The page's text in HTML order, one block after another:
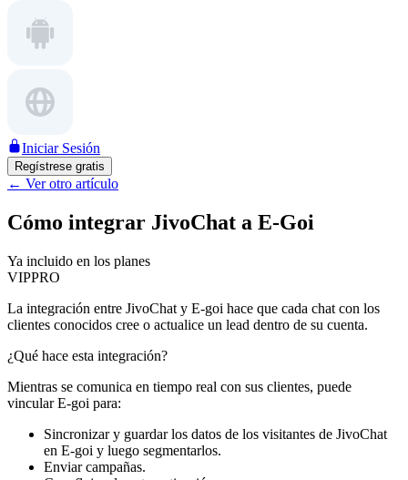
Iniciar Sesión
Regístrese gratis
← Ver otro artículo
Cómo integrar JivoChat a E-Goi
Ya incluido en los planes
VIPPRO
La integración entre JivoChat y E-goi hace que cada chat con los
clientes conocidos cree o actualice un lead dentro de su cuenta.
¿Qué hace esta integración?
Mientras se comunica en tiempo real con sus clientes, puede
vincular E-goi para:
Sincronizar y guardar los datos de los visitantes de JivoChat
en E-goi y luego segmentarlos.
Enviar campañas.